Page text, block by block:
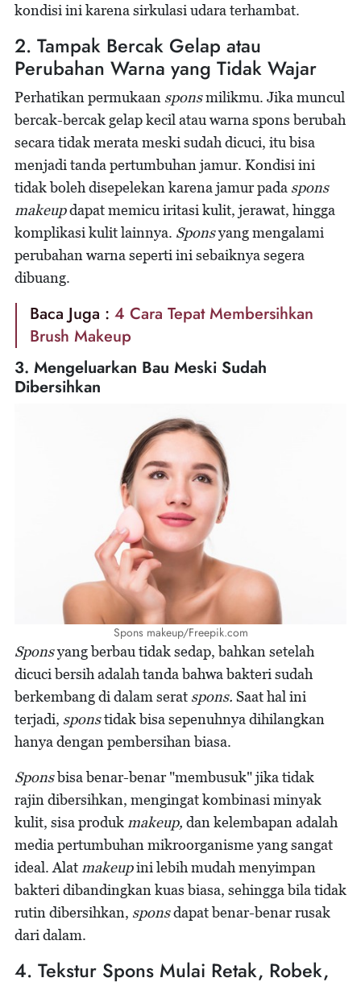
kondisi ini karena sirkulasi udara terhambat.
2. Tampak Bercak Gelap atau
Perubahan Warna yang Tidak Wajar
Perhatikan permukaan sponsmilikmu. Jika muncul
bercak-bercak gelap kecil atau warna spons berubah
secara tidak merata meski sudah dicuci, itu bisa
menjadi tanda pertumbuhan jamur. Kondisi ini
tidak boleh disepelekan karena jamur pada spons
makeupdapat memicu iritasi kulit, jerawat, hingga
komplikasi kulit lainnya. Sponsyang mengalami
perubahan warna seperti ini sebaiknya segera
dibuang.
Baca Juga : 4 Cara Tepat Membersihkan
Brush Makeup
3. Mengeluarkan Bau Meski Sudah
Dibersihkan
Spons makeup/Freepik.com
Sponsyang berbau tidak sedap, bahkan setelah
dicuci bersih adalah tanda bahwa bakteri sudah
berkembang di dalam seratspons. Saat hal ini
terjadi, sponstidak bisa sepenuhnya dihilangkan
hanya dengan pembersihan biasa.
Sponsbisa benar-benar "membusuk" jika tidak
rajin dibersihkan, mengingat kombinasi minyak
kulit, sisa produkmakeup, dan kelembapan adalah
media pertumbuhan mikroorganisme yang sangat
ideal. Alatmakeupini lebih mudah menyimpan
bakteri dibandingkan kuas biasa, sehingga bila tidak
rutin dibersihkan, sponsdapat benar-benar rusak
dari dalam.
4. Tekstur Spons Mulai Retak, Robek,